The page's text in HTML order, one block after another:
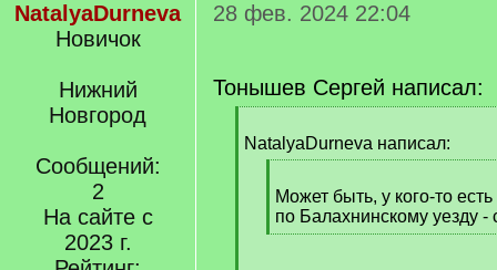
NatalyaDurneva
Новичок
Нижний
Новгород
Сообщений:
2
На сайте с
2023 г.
28 фев. 2024 22:04
Тонышев Сергей написал:
q
NatalyaDurneva написал:
q
]
Может быть, у кого-то
по Балахнинскому уезду -
[